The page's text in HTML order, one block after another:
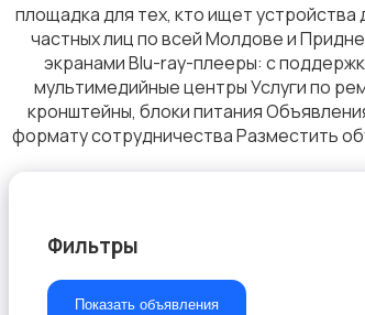
DVD, Blu-ray и медиаплееры
Домашние кинотеатры
площадка для тех, кто ищет
частных лиц по всей Молдове и
экранами Blu-ray-плееры: с
мультимедийные центры Услуги по
кронштейны, блоки питания
формату сотрудничества Разместить
Фильтры
Показать объявления